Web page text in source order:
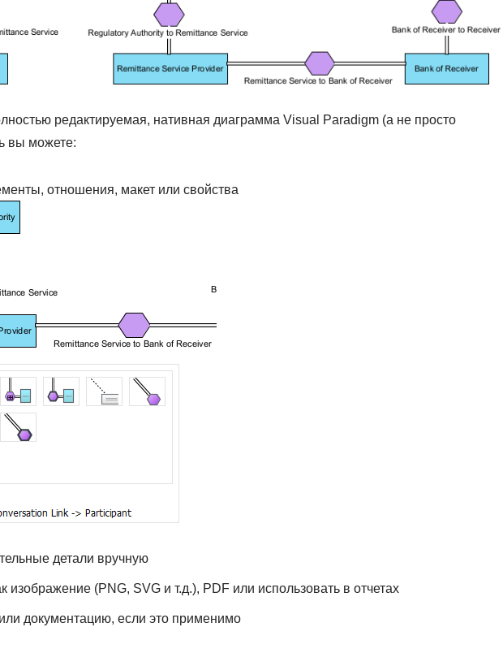
редактируемая, нативная диаграмма Visual Paradigm (а не просто
вы можете:
отношения, макет или свойства
детали вручную
изображение (PNG, SVG и т.д.), PDF или использовать в отчетах
документацию, если это применимо